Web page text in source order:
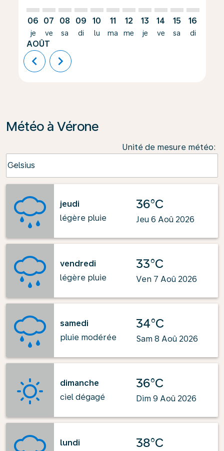
06
je
AOÛT
07
ve
08
sa
09
di
10
lu
11
ma
12
me
13
je
14
ve
15
sa
16
di
chevron_left chevron_right
Météo à Vérone
Unité de mesure météo:
Celsius
keyboard_arrow_down
jeudi
légère pluie
36°C
Jeu 6 Aoû 2026
vendredi
légère pluie
33°C
Ven 7 Aoû 2026
samedi
pluie modérée
34°C
Sam 8 Aoû 2026
dimanche
ciel dégagé
36°C
Dim 9 Aoû 2026
lundi
38°C